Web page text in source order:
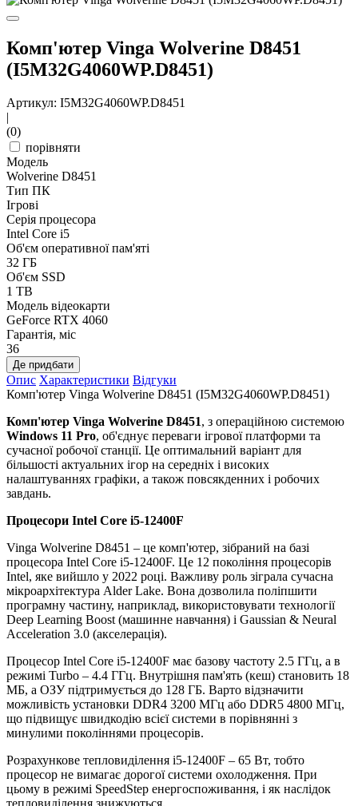
Комп'ютер Vinga Wolverine D8451
(I5M32G4060WP.D8451)
Артикул: I5M32G4060WP.D8451
|
(0)
порівняти
Модель
Wolverine D8451
Тип ПК
Ігрові
Серія процесора
Intel Core i5
Об'єм оперативної пам'яті
32 ГБ
Об'єм SSD
1 TB
Модель відеокарти
GeForce RTX 4060
Гарантія, міс
36
Де придбати
Опис Характеристики Відгуки
Комп'ютер Vinga Wolverine D8451 (I5M32G4060WP.D8451)
Комп'ютер Vinga Wolverine D8451, з операційною системою
Windows 11 Pro, об'єднує переваги ігрової платформи та
сучасної робочої станції. Це оптимальний варіант для
більшості актуальних ігор на середніх і високих
налаштуваннях графіки, а також повсякденних і робочих
завдань.
Процесори Intel Core i5-12400F
Vinga Wolverine D8451 – це комп'ютер, зібраний на базі
процесора Intel Core i5-12400F. Це 12 покоління процесорів
Intel, яке вийшло у 2022 році. Важливу роль зіграла сучасна
мікроархітектура Alder Lake. Вона дозволила поліпшити
програмну частину, наприклад, використовувати технології
Deep Learning Boost (машинне навчання) і Gaussian & Neural
Acceleration 3.0 (акселерація).
Процесор Intel Core i5-12400F має базову частоту 2.5 ГГц, а в
режимі Turbo – 4.4 ГГц. Внутрішня пам'ять (кеш) становить 18
МБ, а ОЗУ підтримується до 128 ГБ. Варто відзначити
можливість установки DDR4 3200 МГц або DDR5 4800 МГц,
що підвищує швидкодію всієї системи в порівнянні з
минулими поколіннями процесорів.
Розрахункове тепловиділення i5-12400F – 65 Вт, тобто
процесор не вимагає дорогої системи охолодження. При
цьому в режимі SpeedStep енергоспоживання, і як наслідок